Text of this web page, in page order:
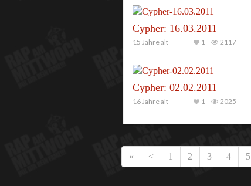
Cypher: 16.03.2011
15 Jahre alt 2117
1
Cypher: 02.02.2011
16 Jahre alt 2025
1
« < 1 2 3 4 5